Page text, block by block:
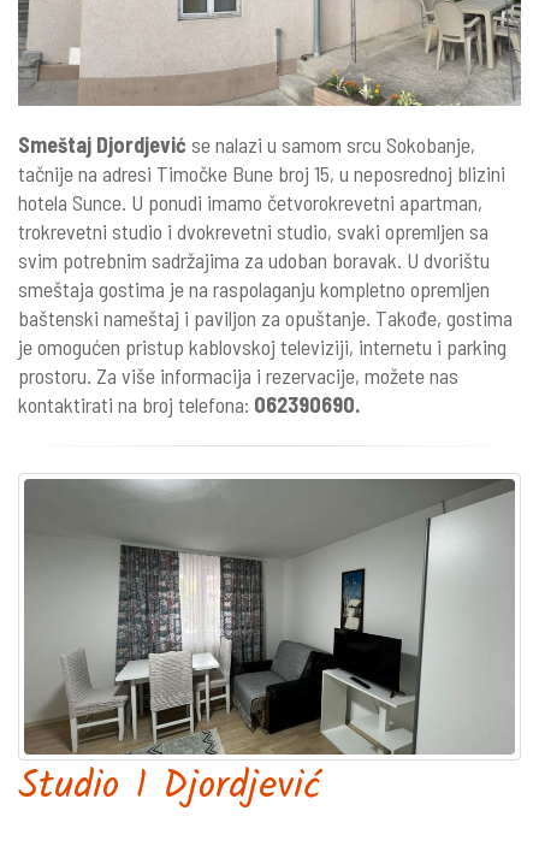
Smeštaj Djordjevićse nalazi u samom srcu Sokobanje,
tačnije na adresi Timočke Bune broj 15, u neposrednoj blizini
hotela Sunce. U ponudi imamo četvorokrevetni apartman,
trokrevetni studio i dvokrevetni studio, svaki opremljen sa
svim potrebnim sadržajima za udoban boravak. U dvorištu
smeštaja gostima je na raspolaganju kompletno opremljen
baštenski nameštaj i paviljon za opuštanje. Takođe, gostima
je omogućen pristup kablovskoj televiziji, internetu i parking
prostoru. Za više informacija i rezervacije, možete nas
kontaktirati na broj telefona: 062390690.
Studio 1 Djordjević